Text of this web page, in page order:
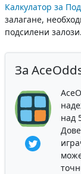
Калкулатор за
залагане,
подсилени залози.
За
над